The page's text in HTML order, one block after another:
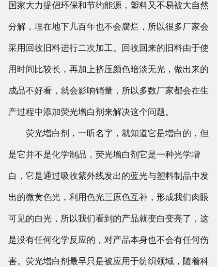
国家大力提倡环保和节约能源，塑料又不易被大自然
分解，埋在地下几百年也不会腐烂，所以很多厂家会
采用回收旧料进行二次加工。回收回来的旧料由于使
用时间比较长，再加上挤压颜色暗淡无光，做出来的
成品不好看，就会影响销量，所以多数厂家都会在生
产过程中添加荧光增白剂来解决这个问题。
荧光增白剂，一听名字，就知道它是增白的，但
是它并不是化学制品，荧光增白剂它是一种光学增
白，它是通过吸收紫外线发出的蓝光与塑料制品中发
出的微黄色光，利用色光三原色互补，形成我们肉眼
可见的白光，所以我们看到的产品就变白变亮了，这
是没有任何化学反应的，对产品本身也不会有任何伤
害。荧光增白剂最早只是被应用于纺织领域，随着科